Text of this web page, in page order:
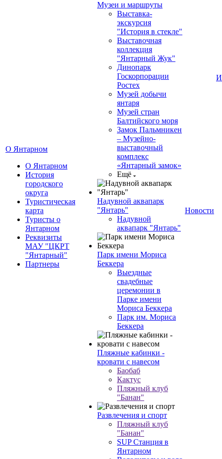
О Янтарном
О Янтарном
История
городского
округа
Туристическая
карта
Туристы о
Янтарном
Реквизиты
МАУ "ЦКРТ
"Янтарный"
Партнеры
Музеи и маршруты
Выставка-
экскурсия
"История в стекле"
Выставочная
коллекция
"Янтарный Жук"
Динопарк
Госкорпорации
Ростех
Музей добычи
янтаря
Музей стран
Балтийского моря
Замок Пальмникен
– Музейно-
выставочный
комплекс
«Янтарный замок»
Ещё
Надувной аквапарк
"Янтарь"
Надувной
аквапарк "Янтарь"
Парк имени Мориса
Беккера
Выездные
свадебные
церемонии в
Парке имени
Мориса Беккера
Парк им. Мориса
Беккера
Пляжные кабинки -
кровати с навесом
Баобаб
Кактус
Пляжный клуб
"Банан"
Развлечения и спорт
Пляжный клуб
"Банан"
SUP Станция в
Янтарном
Новости